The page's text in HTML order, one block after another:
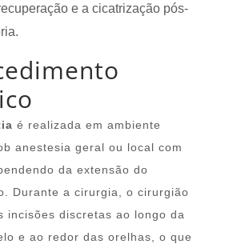
e a cicatrização pós-
é realizada em ambiente
anestesia geral ou local com
da extensão do
Durante a cirurgia, o cirurgião
incisões discretas ao longo da
e ao redor das orelhas, o que